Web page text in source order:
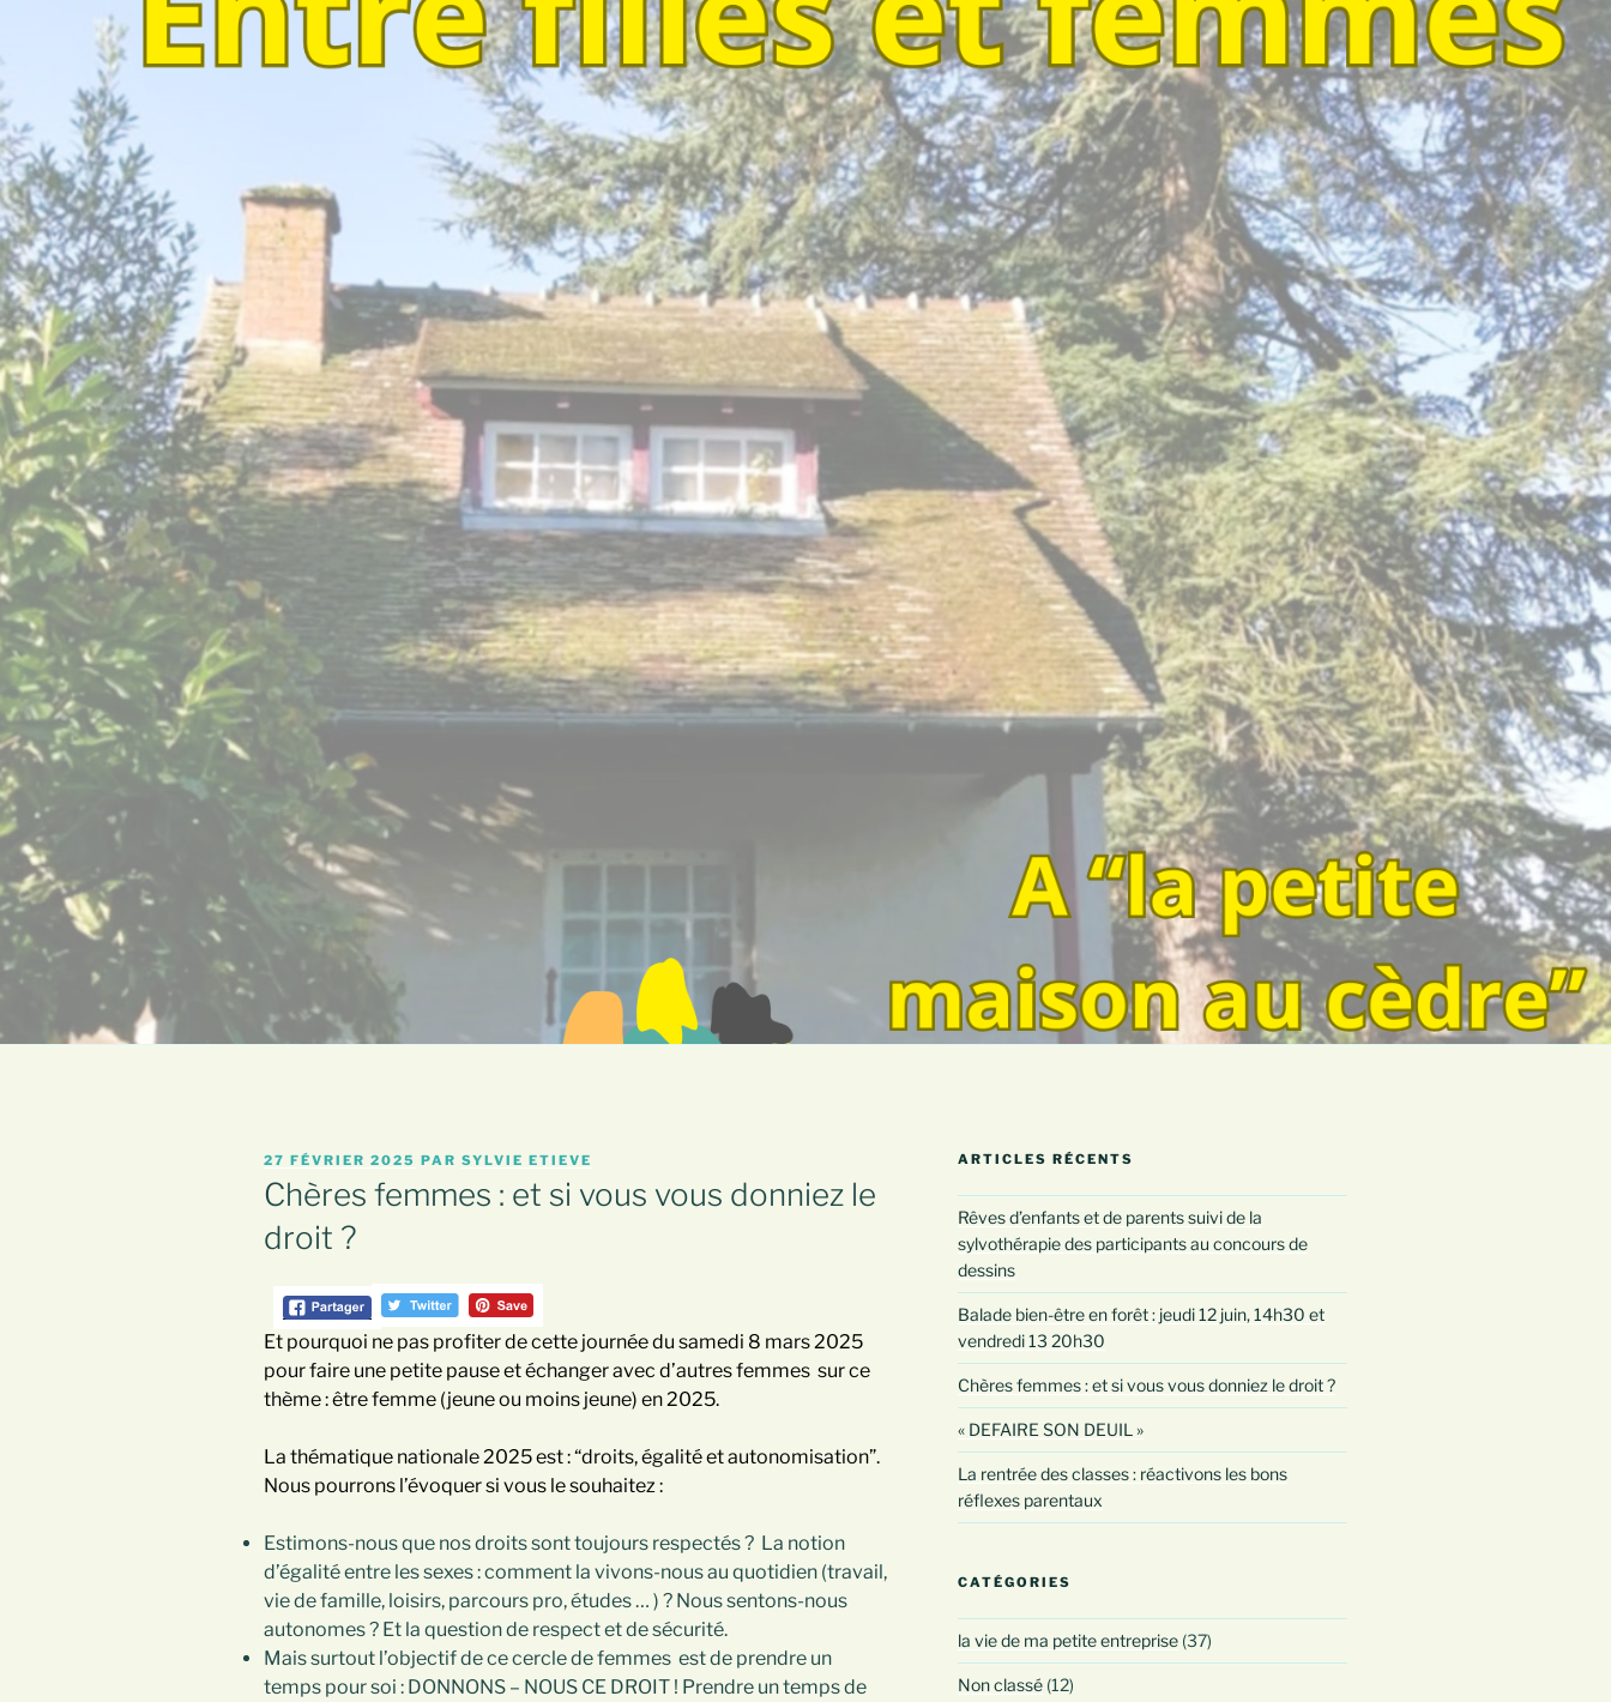
PUBLIÉ
LE
27 FÉVRIER 2025 PAR SYLVIE ETIEVE
Chères femmes : et si vous vous donniez le
droit ?
Et pourquoi ne pas profiter de cette journée du samedi 8 mars 2025
pour faire une petite pause et échanger avec d’autres femmes sur ce
thème : être femme (jeune ou moins jeune) en 2025.
La thématique nationale 2025 est : “droits, égalité et autonomisation”.
Nous pourrons l’évoquer si vous le souhaitez :
Estimons-nous que nos droits sont toujours respectés ? La notion
d’égalité entre les sexes : comment la vivons-nous au quotidien (travail,
vie de famille, loisirs, parcours pro, études … ) ? Nous sentons-nous
autonomes ? Et la question de respect et de sécurité.
Mais surtout l’objectif de ce cercle de femmes est de prendre un
temps pour soi : DONNONS – NOUS CE DROIT ! Prendre un temps de
ARTICLES RÉCENTS
Rêves d’enfants et de parents suivi de la
sylvothérapie des participants au concours de
dessins
Balade bien-être en forêt : jeudi 12 juin, 14h30 et
vendredi 13 20h30
Chères femmes : et si vous vous donniez le droit ?
« DEFAIRE SON DEUIL »
La rentrée des classes : réactivons les bons
réflexes parentaux
CATÉGORIES
la vie de ma petite entreprise(37)
Non classé(12)